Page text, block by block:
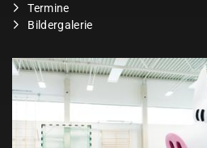
Termine
Bildergalerie